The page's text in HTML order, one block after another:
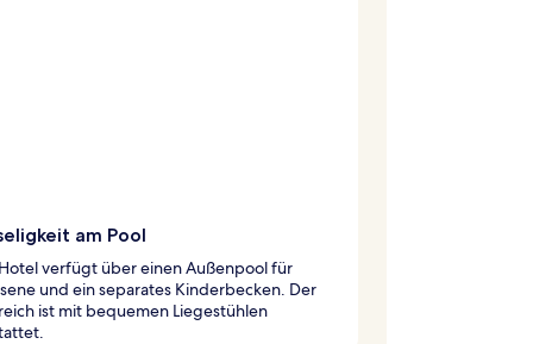
am Pool
verfügt über einen Außenpool für
und ein separates Kinderbecken. Der
ist mit bequemen Liegestühlen